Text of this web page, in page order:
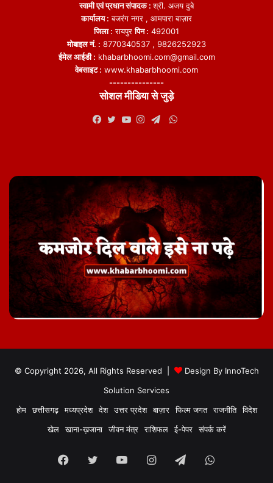
स्वामी एवं प्रधान संपादक :श्री. अजय दुबे
कार्यालय : बजरंग नगर , आमपारा बाज़ार
जिला : रायपुरपिन : 492001
मोबाइल नं. : 8770340537 , 9826252923
ईमेल आईडी : khabarbhoomi.com@gmail.com
वेबसाइट : www.khabarbhoomi.com
---------------
सोशल मीडिया से जुड़े
WhatsApp
© Copyright 2026, All Rights Reserved | Design By InnoTech
Solution Services
होम
छत्तीसगढ़ मध्यप्रदेश देश उत्तर प्रदेश बाज़ार फिल्म जगत राजनीति
विदेश
खेल
खाना-ख़जाना जीवन मंत्र राशिफल ई-पेपर संपर्क करें
Facebook
TwitterYouTubeInstagram
TelegramWhatsApp